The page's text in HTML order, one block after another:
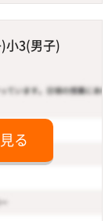
小3(男子)
る